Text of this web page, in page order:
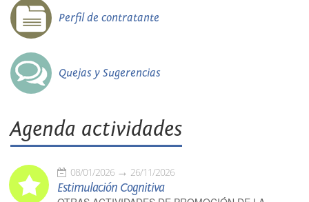
Perfil de contratante
Quejas y Sugerencias
Agenda actividades
08/01/2026 26/11/2026
Estimulación Cognitiva